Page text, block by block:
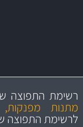
מקצועיות
ושירות מצויין
רשימת התפוצה
מתנות
לרשימת התפוצה